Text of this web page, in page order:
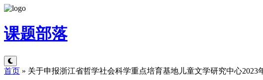
课题部落
首页 » 关于申报浙江省哲学社会科学重点培育基地儿童文学研究中心2023